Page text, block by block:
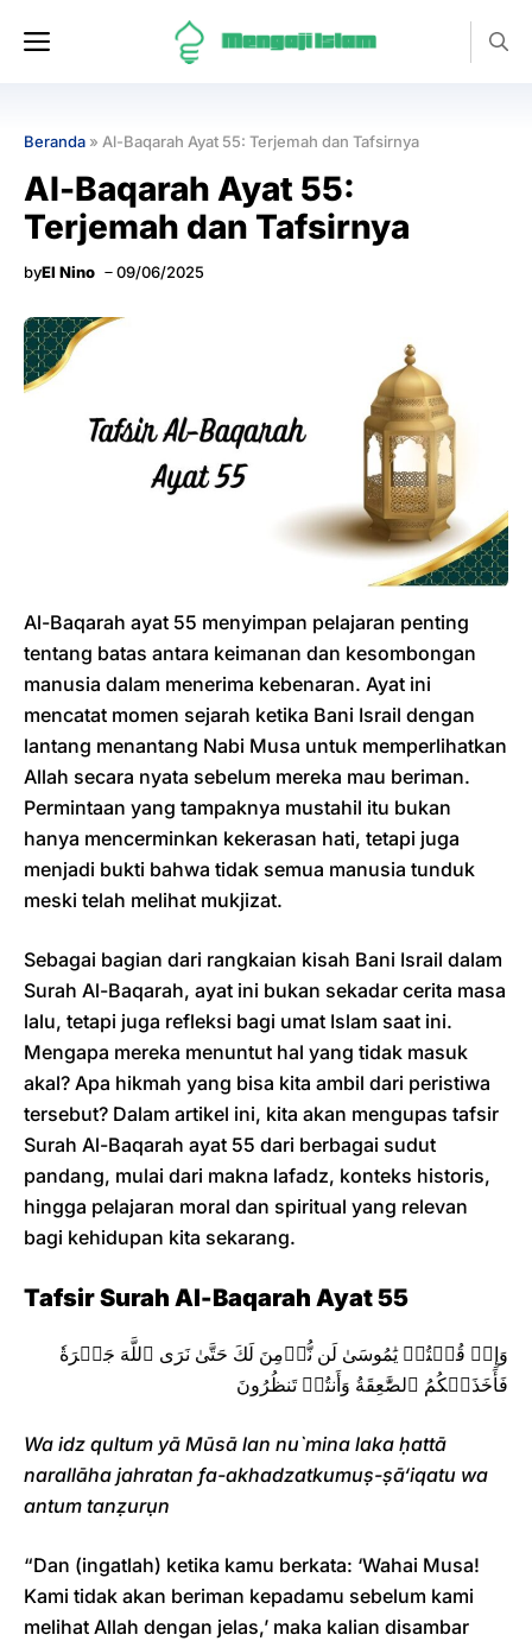
Menu
Beranda » Al-Baqarah Ayat 55: Terjemah dan Tafsirnya
Al-Baqarah Ayat 55:
Terjemah dan Tafsirnya
byEl Nino 09/06/2025
Al-Baqarah ayat 55 menyimpan pelajaran penting
tentang batas antara keimanan dan kesombongan
manusia dalam menerima kebenaran. Ayat ini
mencatat momen sejarah ketika Bani Israil dengan
lantang menantang Nabi Musa untuk memperlihatkan
Allah secara nyata sebelum mereka mau beriman.
Permintaan yang tampaknya mustahil itu bukan
hanya mencerminkan kekerasan hati, tetapi juga
menjadi bukti bahwa tidak semua manusia tunduk
meski telah melihat mukjizat.
Sebagai bagian dari rangkaian kisah Bani Israil dalam
Surah Al-Baqarah, ayat ini bukan sekadar cerita masa
lalu, tetapi juga refleksi bagi umat Islam saat ini.
Mengapa mereka menuntut hal yang tidak masuk
akal? Apa hikmah yang bisa kita ambil dari peristiwa
tersebut? Dalam artikel ini, kita akan mengupas tafsir
Surah Al-Baqarah ayat 55 dari berbagai sudut
pandang, mulai dari makna lafadz, konteks historis,
hingga pelajaran moral dan spiritual yang relevan
bagi kehidupan kita sekarang.
Tafsir Surah Al-Baqarah Ayat 55
وَإِذۡ قُلۡتُمۡ يَٰمُوسَىٰ لَن نُّؤۡمِنَ لَكَ حَتَّىٰ نَرَى ٱللَّهَ جَهۡرَةٗ
فَأَخَذَتۡكُمُ ٱلصَّٰعِقَةُ وَأَنتُمۡ تَنظُرُونَ
Wa idz qultum yā Mūsā lan nu`mina laka ḥattā
narallāha jahratan fa-akhadzatkumuṣ-ṣā‘iqatu wa
antum tanẓurụn
“Dan (ingatlah) ketika kamu berkata: ‘Wahai Musa!
Kami tidak akan beriman kepadamu sebelum kami
melihat Allah dengan jelas,’ maka kalian disambar